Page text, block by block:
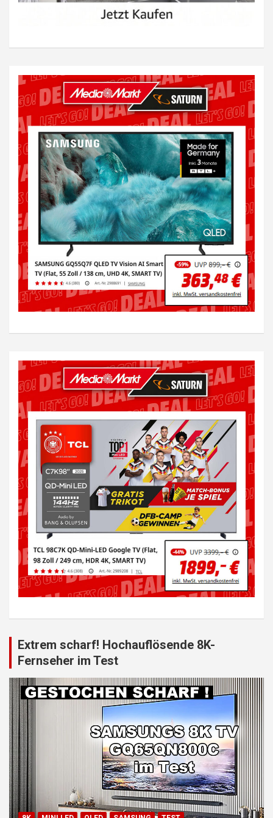
Extrem scharf! Hochauflösende 8K-
Fernseher im Test